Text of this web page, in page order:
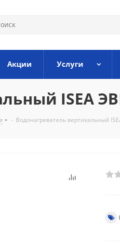
Акции Услуги
ISEA
- Водонагреватель вертикальный